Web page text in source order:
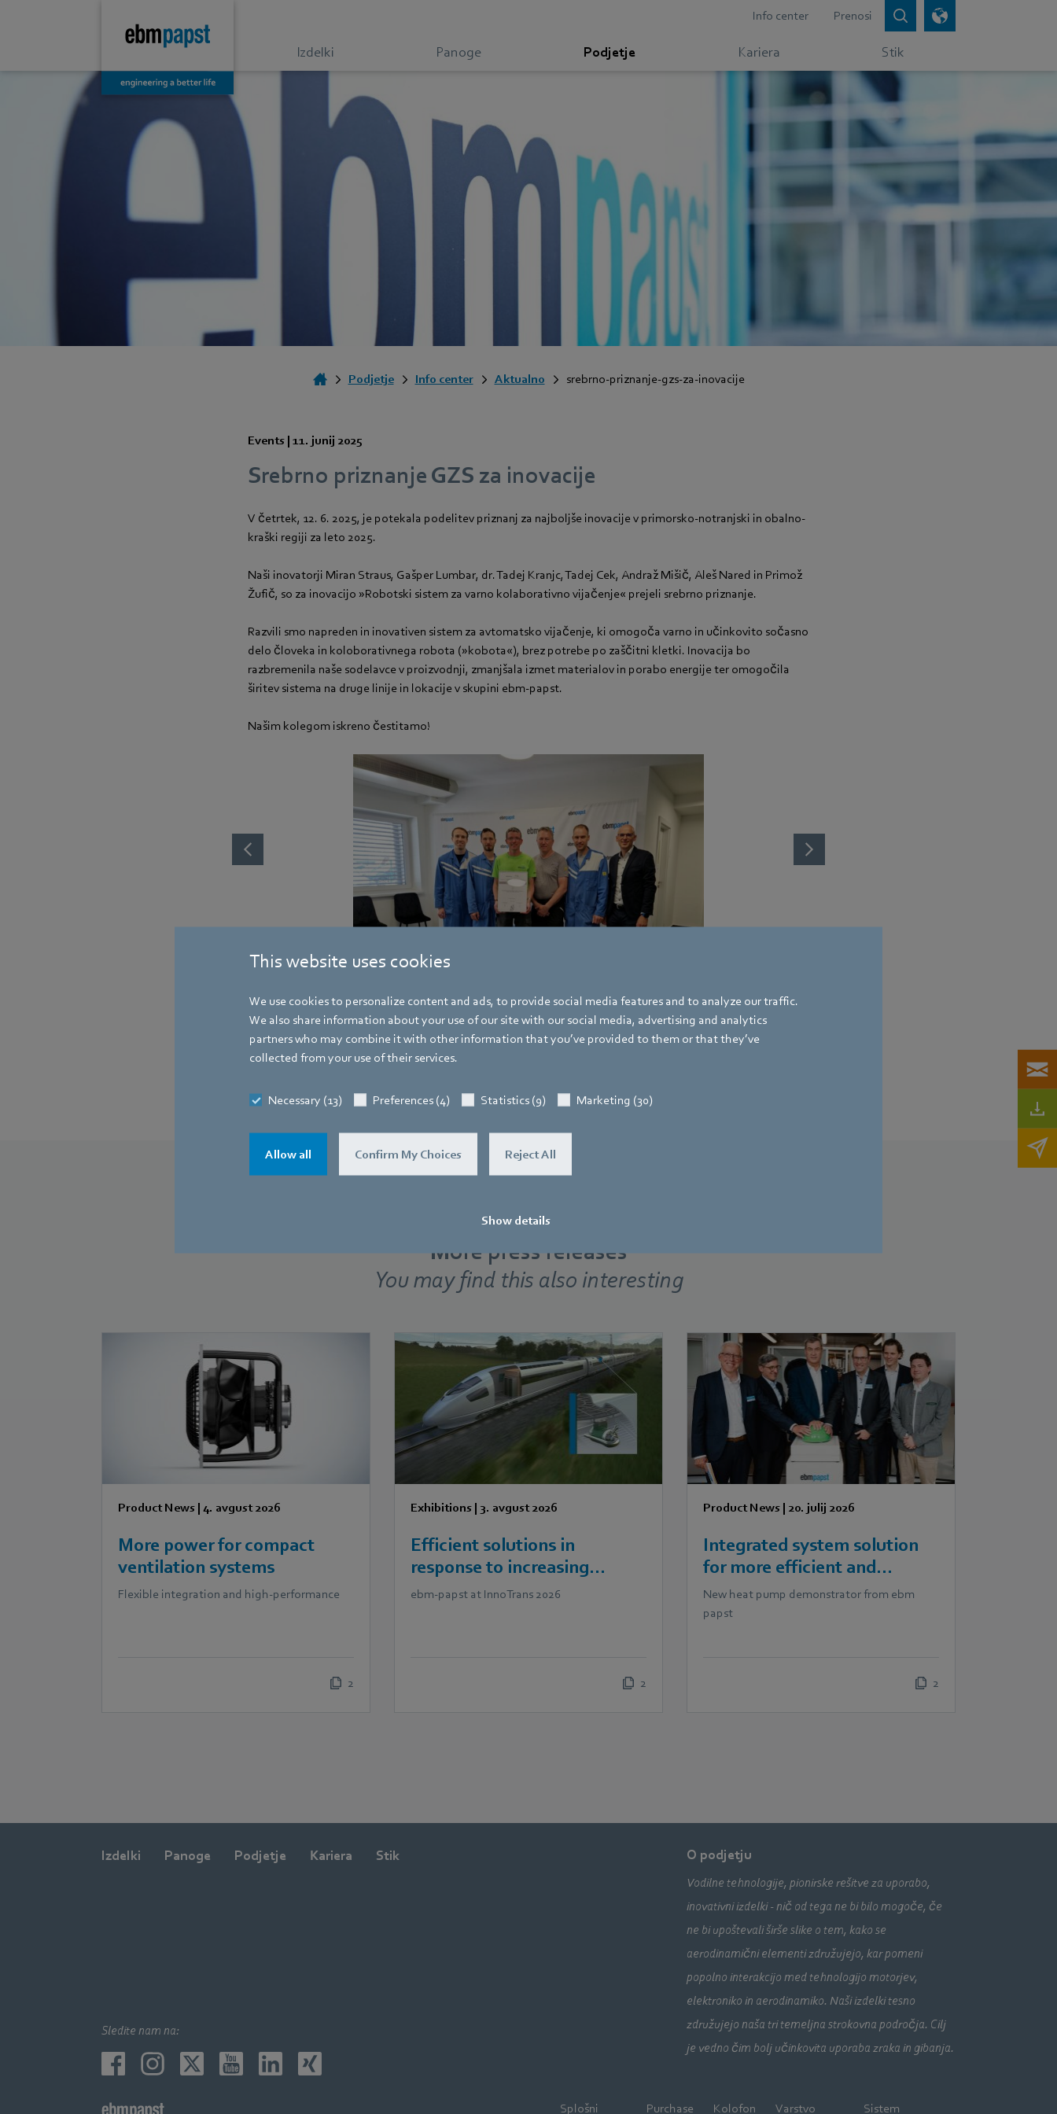
This website uses cookies
We use cookies to personalize content and ads, to provide social media features and to analyze our traffic.
We also share information about your use of our site with our social media, advertising and analytics
partners who may combine it with other information that you’ve provided to them or that they’ve
collected from your use of their services.
Necessary (13) Preferences (4) Statistics (9) Marketing (30)
Allow all Confirm My Choices Reject All
Show details
Info center Prenosi
Izdelki Panoge Podjetje Kariera Stik
Podjetje Info center Aktualno srebrno-priznanje-gzs-za-inovacije
Events | 11. junij 2025
Srebrno priznanje GZS za inovacije
V četrtek, 12. 6. 2025, je potekala podelitev priznanj za najboljše inovacije v primorsko-notranjski in obalno-
kraški regiji za leto 2025.
Naši inovatorji Miran Straus, Gašper Lumbar, dr. Tadej Kranjc, Tadej Cek, Andraž Mišič, Aleš Nared in Primož
Žufič, so za inovacijo »Robotski sistem za varno kolaborativno vijačenje« prejeli srebrno priznanje.
Razvili smo napreden in inovativen sistem za avtomatsko vijačenje, ki omogoča varno in učinkovito sočasno
delo človeka in koloborativnega robota (»kobota«), brez potrebe po zaščitni kletki. Inovacija bo
razbremenila naše sodelavce v proizvodnji, zmanjšala izmet materialov in porabo energije ter omogočila
širitev sistema na druge linije in lokacije v skupini ebm‑papst.
Našim kolegom iskreno čestitamo!
More press releases
You may find this also interesting
Product News |4. avgust 2026
More power for compact
ventilation systems
Flexible integration and high-performance
2
Exhibitions | 3. avgust 2026
Efficient solutions in
response to increasing
demands in railway
ebm‑papst at InnoTrans 2026
2
Product News| 20. julij 2026
Integrated system solution
for more efficient and
scalable heat pumps
New heat pump demonstrator from ebm
papst
2
Izdelki Panoge Podjetje Kariera Stik O podjetju
Vodilne tehnologije, pionirske rešitve za uporabo,
inovativni izdelki - nič od tega ne bi bilo mogoče, če
ne bi upoštevali širše slike o tem, kako se
aerodinamični elementi združujejo, kar pomeni
popolno interakcijo med tehnologijo motorjev,
elektroniko in aerodinamiko. Naši izdelki tesno
združujejo naša tri temeljna strokovna področja. Cilj
je vedno čim bolj učinkovita uporaba zraka in gibanja.
Splošni Purchase Kolofon Varstvo Sistem
Sledite nam na: